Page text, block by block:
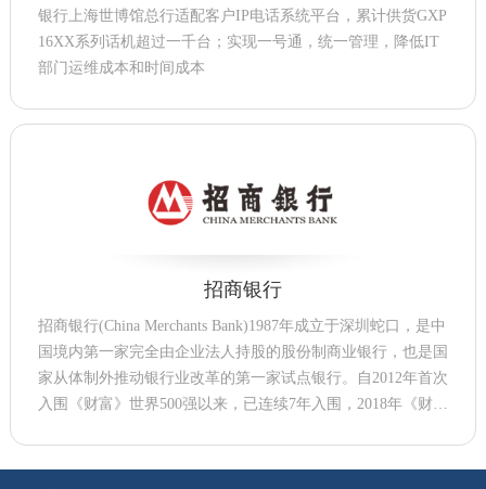
银行上海世博馆总行适配客户IP电话系统平台，累计供货GXP
16XX系列话机超过一千台；实现一号通，统一管理，降低IT
部门运维成本和时间成本
招商银行
招商银行(China Merchants Bank)1987年成立于深圳蛇口，是中
国境内第一家完全由企业法人持股的股份制商业银行，也是国
家从体制外推动银行业改革的第一家试点银行。自2012年首次
入围《财富》世界500强以来，已连续7年入围，2018年《财